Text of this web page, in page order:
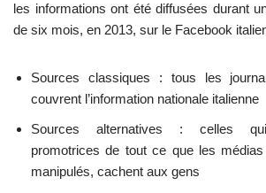
les informations ont été diffusées durant
de six mois, en 2013, sur le Facebook
Sources classiques : tous les
couvrent l’information nationale italienne
Sources alternatives : celles qui
promotrices de tout ce que les
manipulés, cachent aux gens